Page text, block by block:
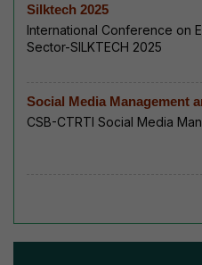
Silktech 2025
International Conference on
Sector-SILKTECH 2025
Social Media Management
CSB-CTRTI Social Media